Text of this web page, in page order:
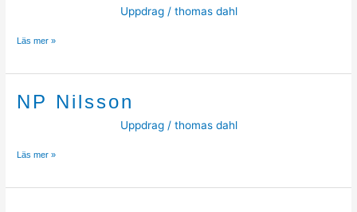
Uppdrag/ thomas dahl
Rehn
Läs mer »
NP Nilsson
Uppdrag/ thomas dahl
NP
Läs mer »